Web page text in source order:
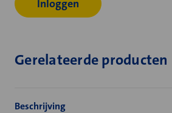
Inloggen
Gerelateerde producten
Beschrijving